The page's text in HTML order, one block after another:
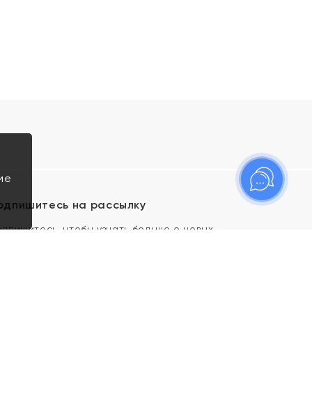
на рассылку
чтобы узнать больше о новых